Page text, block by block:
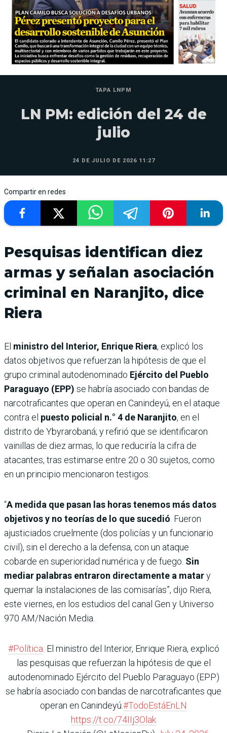
TAPA LNPM
LN PM: edición del 24 de
julio
24 DE JULIO DE 2026 11:27
Compartir en redes
Pesquisas identifican diez
armas y señalan asociación
criminal en Naranjito, dice
Riera
El ministro del Interior, Enrique Riera, explicó los
datos objetivos que refuerzan la hipótesis de que el
grupo criminal autodenominado Ejército del Pueblo
Paraguayo (EPP) se habría asociado con bandas de
narcotraficantes que operan en Canindeyú, en el ataque
contra el puesto policial n.° 4 de Naranjito, en el
distrito de Ybyrarobaná; y refirió que se identificaron
vainillas de diez armas, lo que reduciría la cifra de
atacantes, tras estimarse entre 20 o 30 sujetos, como
en un principio mencionaron testigos.
“A medida que pasan las horas tenemos más datos
objetivos y no teorías de lo que sucedió. Fueron
ajusticiados cruelmente (dos policías y un funcionario
civil), sin el derecho a la defensa, con un ataque
cobarde en superioridad numérica y de fuego. Sin
mediar palabras entraron directamente a matary
quemar la instalaciones de las comisarías”, dijo Riera,
este viernes, en los estudios del canal Gen y Universo
970 AM/Nación Media.
#Política. El ministro del Interior, Enrique Riera, explicó
las pesquisas que refuerzan la hipótesis de que el
autodenominado Ejército del Pueblo Paraguayo (EPP)
se habría asociado con bandas de narcotraficantes que
operan en Canindeyú.#TodoEstáEnLN
https://t.co/74IIj3Olak